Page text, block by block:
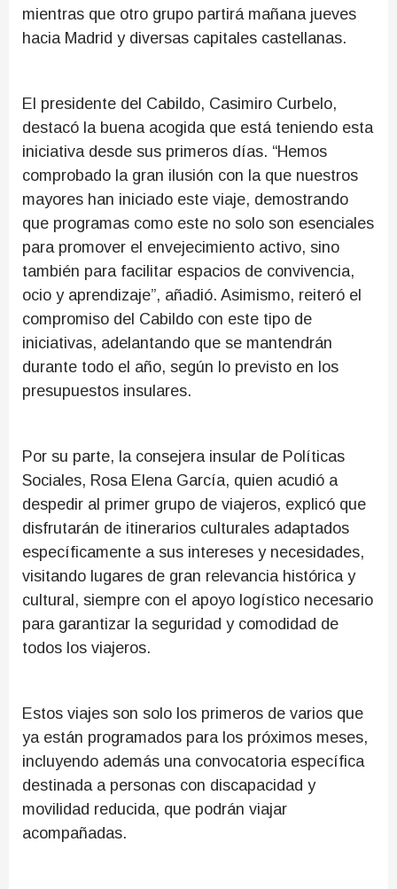
mientras que otro grupo partirá mañana jueves
hacia Madrid y diversas capitales castellanas.
El presidente del Cabildo, Casimiro Curbelo,
destacó la buena acogida que está teniendo esta
iniciativa desde sus primeros días. “Hemos
comprobado la gran ilusión con la que nuestros
mayores han iniciado este viaje, demostrando
que programas como este no solo son esenciales
para promover el envejecimiento activo, sino
también para facilitar espacios de convivencia,
ocio y aprendizaje”, añadió. Asimismo, reiteró el
compromiso del Cabildo con este tipo de
iniciativas, adelantando que se mantendrán
durante todo el año, según lo previsto en los
presupuestos insulares.
Por su parte, la consejera insular de Políticas
Sociales, Rosa Elena García, quien acudió a
despedir al primer grupo de viajeros, explicó que
disfrutarán de itinerarios culturales adaptados
específicamente a sus intereses y necesidades,
visitando lugares de gran relevancia histórica y
cultural, siempre con el apoyo logístico necesario
para garantizar la seguridad y comodidad de
todos los viajeros.
Estos viajes son solo los primeros de varios que
ya están programados para los próximos meses,
incluyendo además una convocatoria específica
destinada a personas con discapacidad y
movilidad reducida, que podrán viajar
acompañadas.